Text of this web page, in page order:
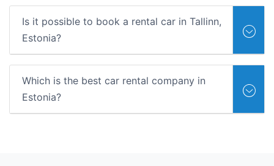
Is it possible to book a rental car in Tallinn,
Estonia?
Which is the best car rental company in
Estonia?